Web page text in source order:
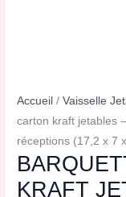
Accueil /Vaisselle
carton kraft jetables
réceptions (17,2 x 7
KRAFT